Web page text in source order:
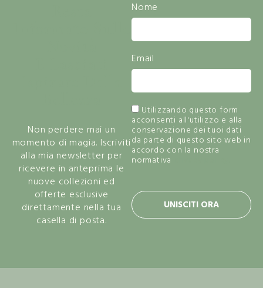
Non perdere mai un
momento di magia. Iscriviti
alla mia newsletter per
ricevere in anteprima le
nuove collezioni ed
offerte esclusive
direttamente nella tua
casella di posta.
Nome
Email
Utilizzando questo form
acconsenti all'utilizzo e alla
conservazione dei tuoi dati
da parte di questo sito web in
accordo con la nostra
normativa
UNISCITI ORA